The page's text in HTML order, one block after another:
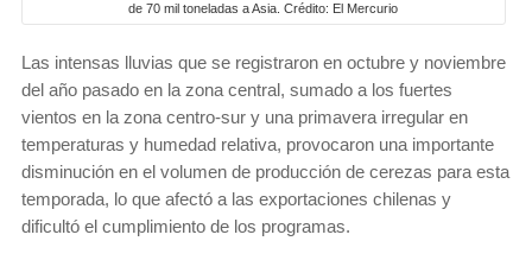
de 70 mil toneladas a Asia. Crédito: El Mercurio
Las intensas lluvias que se registraron en octubre y noviembre
del año pasado en la zona central, sumado a los fuertes
vientos en la zona centro-sur y una primavera irregular en
temperaturas y humedad relativa, provocaron una importante
disminución en el volumen de producción de cerezas para esta
temporada, lo que afectó a las exportaciones chilenas y
dificultó el cumplimiento de los programas.